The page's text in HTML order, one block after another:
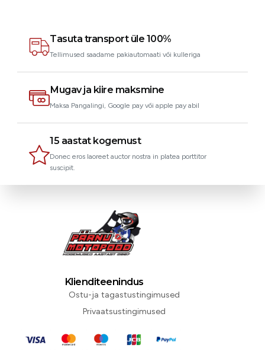
Tasuta transport üle 100%
Tellimused saadame pakiautomaati või kulleriga
Mugav ja kiire maksmine
Maksa Pangalingi, Google pay või apple pay abil
15 aastat kogemust
Donec eros laoreet auctor nostra in platea porttitor
suscipit.
Klienditeenindus
Ostu-ja tagastustingimused
Privaatsustingimused